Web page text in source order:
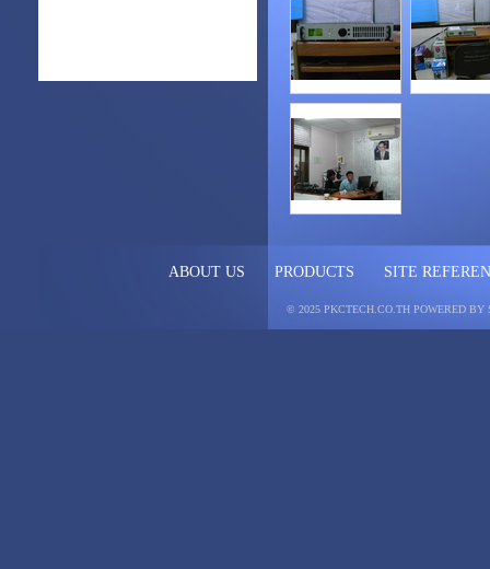
ABOUT US PRODUCTS SITE
© 2025 PKCTECH.CO.TH POWERED BY